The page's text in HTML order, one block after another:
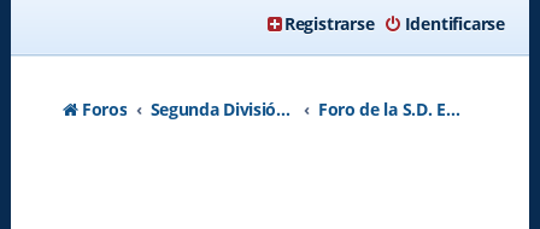
Identificarse
Registrarse
Foros Segunda División A - Temporada 2026-2027 Foro de la S.D. Eibar